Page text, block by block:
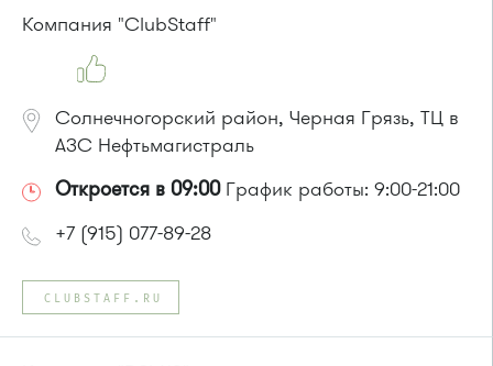
Компания "ClubStaff"
Солнечногорский район, Черная Грязь, ТЦ в
АЗС Нефтьмагистраль
Откроется в 09:00График работы: 9:00-21:00
+7 (915) 077-89-28
CLUBSTAFF.RU